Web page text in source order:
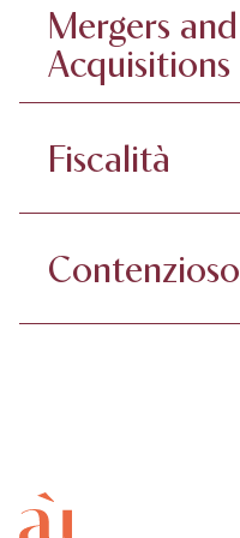
Mergers and
Acquisitions
Fiscalità
Contenzioso